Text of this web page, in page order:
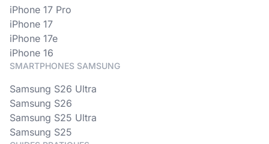
iPhone 17 Pro
iPhone 17
iPhone 17e
iPhone 16
SMARTPHONES SAMSUNG
Samsung S26 Ultra
Samsung S26
Samsung S25 Ultra
Samsung S25